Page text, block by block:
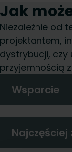
Jak
Niezależnie od
projektantem,
dystrybucji, czy
przyjemnością
Wsparcie